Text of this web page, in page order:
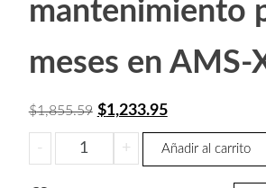
mantenimiento
meses en AMS-
$1,855.59 El
precio
original
$1,233.95El
precio
-
BOSCH
A_AMSSMA1CLI-
+ Añadir al carrito